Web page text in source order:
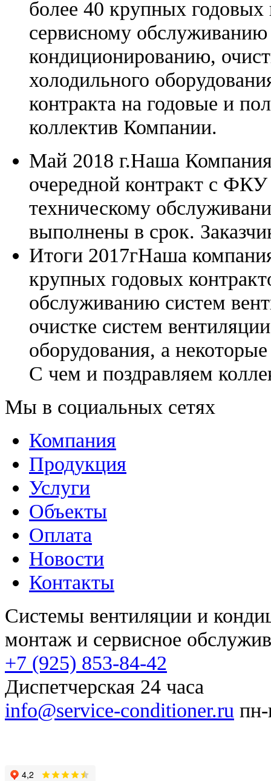
более 40 крупных годовых
сервисному
кондиционированию,
холодильного
контракта на годовые и
коллектив Компании.
Май 2018 г.Наша
очередной контракт с
техническому
выполнены в срок.
Итоги 2017гНаша
крупных годовых
обслуживанию систем
очистке систем
оборудования, а
С чем и поздравляем
Мы в социальных сетях
Компания
Продукция
Услуги
Объекты
Оплата
Новости
Контакты
Системы вентиляции и
монтаж и сервисное
+7 (925) 853-84-42
Диспетчерская 24 часа
info@service-conditioner.ru